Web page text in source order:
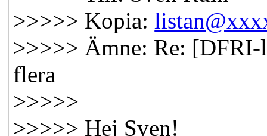
>>>>> Kopia:
>>>>> Ämne: Re: [DFRI-
flera
>>>>>
>>>>> Hej Sven!